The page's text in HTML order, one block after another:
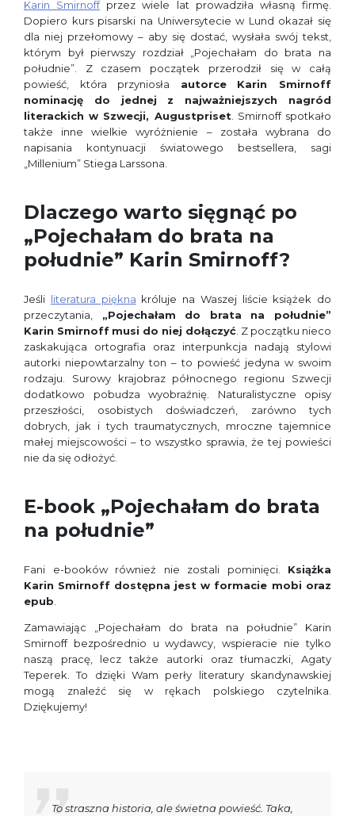
Karin Smirnoffprzez wiele lat prowadziła własną firmę.
Dopiero kurs pisarski na Uniwersytecie w Lund okazał się
dla niej przełomowy – aby się dostać, wysłała swój tekst,
którym był pierwszy rozdział „Pojechałam do brata na
południe”. Z czasem początek przerodził się w całą
powieść, która przyniosła autorce
Karin Smirnoff
nominację do jednej z najważniejszych nagród
literackich w Szwecji, Augustpriset . Smirnoff spotkało
także inne wielkie wyróżnienie – została wybrana do
napisania kontynuacji światowego bestsellera, sagi
„Millenium” Stiega Larssona.
Dlaczego warto sięgnąć po
„Pojechałam do brata na
południe” Karin Smirnoff?
Jeśli literatura piękna króluje na Waszej liście książek do
przeczytania,
„Pojechałam do brata na południe”
Karin Smirnoff musi do niej dołączyć . Z początku nieco
zaskakująca ortografia oraz interpunkcja nadają stylowi
autorki niepowtarzalny ton – to powieść jedyna w swoim
rodzaju. Surowy krajobraz północnego regionu Szwecji
dodatkowo pobudza wyobraźnię. Naturalistyczne opisy
przeszłości, osobistych doświadczeń, zarówno tych
dobrych, jak i tych traumatycznych, mroczne tajemnice
małej miejscowości – to wszystko sprawia, że tej powieści
nie da się odłożyć.
E-book „Pojechałam do brata
na południe”
Fani e-booków również nie zostali pominięci. Książka
Karin Smirnoff dostępna jest w formacie mobi oraz
epub
Zamawiając „Pojechałam do brata na południe” Karin
Smirnoff bezpośrednio u wydawcy, wspieracie nie tylko
naszą pracę, lecz także autorki oraz tłumaczki, Agaty
Teperek. To dzięki Wam perły literatury skandynawskiej
mogą znaleźć się w rękach polskiego czytelnika.
Dziękujemy!
To straszna historia, ale świetna powieść. Taka,